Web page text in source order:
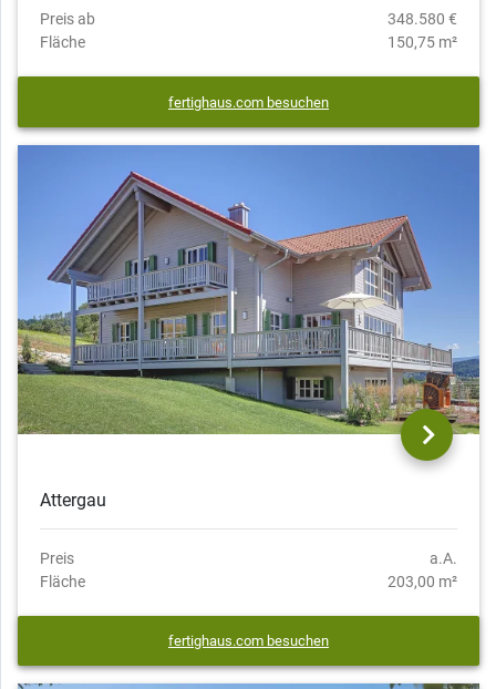
Preis ab
348.580 €
Fläche
150,75 m²
fertighaus.com besuchen
Attergau
Preis
a.A.
Fläche
203,00 m²
fertighaus.com besuchen